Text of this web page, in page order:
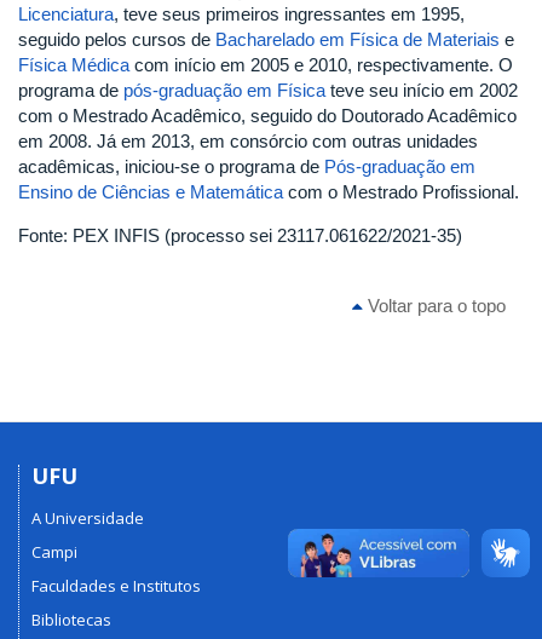
Licenciatura, teve seus primeiros ingressantes em 1995,
seguido pelos cursos de Bacharelado em Física de Materiais e
Física Médica com início em 2005 e 2010, respectivamente. O
programa de pós-graduação em Física teve seu início em 2002
com o Mestrado Acadêmico, seguido do Doutorado Acadêmico
em 2008. Já em 2013, em consórcio com outras unidades
acadêmicas, iniciou-se o programa de Pós-graduação em
Ensino de Ciências e Matemática com o Mestrado Profissional.
Fonte: PEX INFIS (processo sei 23117.061622/2021-35)
Voltar para o topo
UFU
A Universidade
Campi
Faculdades e Institutos
Bibliotecas